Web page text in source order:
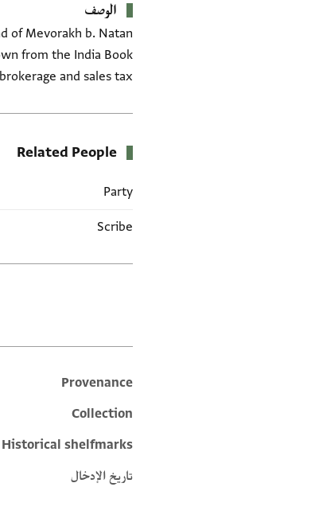
الوصف
of Mevorakh b. Natan
from the India Book
and sales tax.
Related People
Party
Scribe
metadata
Provenance
Collection
Historical shelfmarks
تاريخ الإدخال